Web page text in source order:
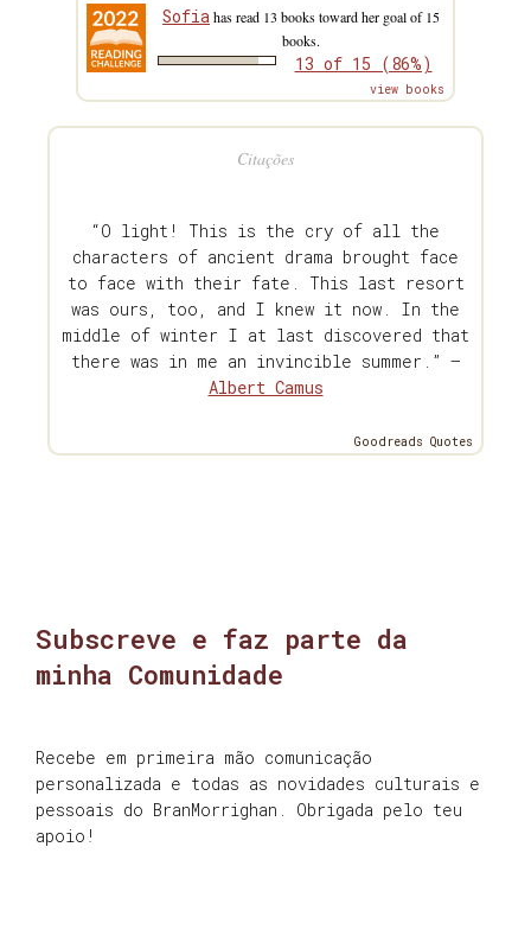
Sofiahas read 13 books toward her goal of 15
books.
13 of 15 (86%)
view books
Citações
“O light! This is the cry of all the
characters of ancient drama brought face
to face with their fate. This last resort
was ours, too, and I knew it now. In the
middle of winter I at last discovered that
there was in me an invincible summer.” —
Albert Camus
Goodreads Quotes
Subscreve e faz parte da
minha Comunidade
Recebe em primeira mão comunicação
personalizada e todas as novidades culturais e
pessoais do BranMorrighan. Obrigada pelo teu
apoio!